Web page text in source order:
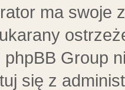
ma swoje
Group
się z